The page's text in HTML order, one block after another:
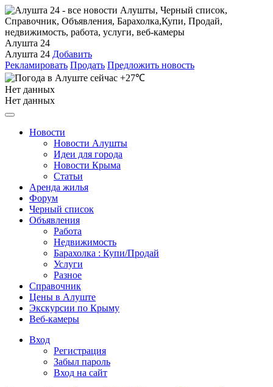
Алушта 24
Алушта 24 Добавить
Рекламировать Продать Предложить новость
+27℃
Нет данных
Нет данных
Новости
Новости Алушты
Идеи для города
Новости Крыма
Статьи
Аренда жилья
Форум
Черный список
Объявления
Работа
Недвижимость
Барахолка : Купи/Продай
Услуги
Разное
Справочник
Цены в Алуште
Экскурсии по Крыму
Веб-камеры
Вход
Регистрация
Забыл пароль
Вход на сайт